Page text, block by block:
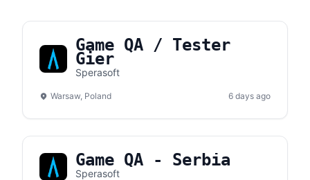
Game QA / Tester
Gier
Sperasoft
Warsaw, Poland 6 days ago
Game QA - Serbia
Sperasoft